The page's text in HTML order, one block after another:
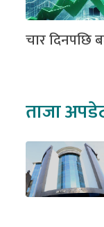
चार दिनपछि
ताजा